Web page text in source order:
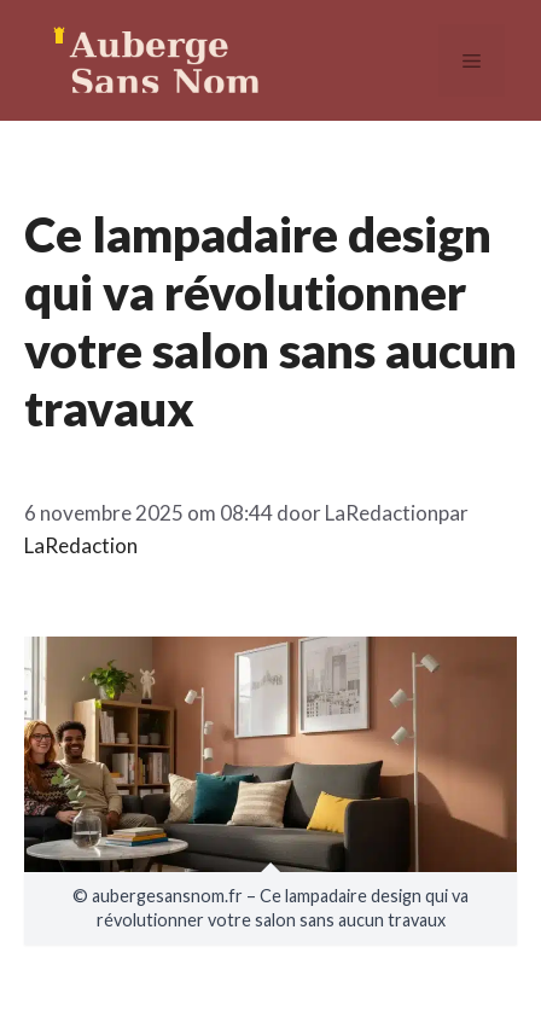
MENU
Ce lampadaire design
qui va révolutionner
votre salon sans aucun
travaux
6 novembre 2025 om 08:44 doorLaRedactionpar
LaRedaction
© aubergesansnom.fr – Ce lampadaire design qui va
révolutionner votre salon sans aucun travaux